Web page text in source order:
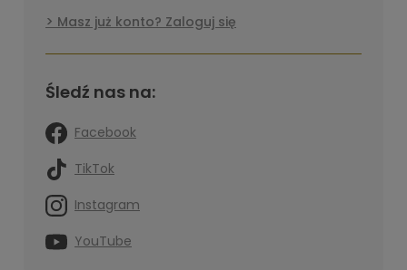
Masz już konto? Zaloguj się
Śledź nas na:
Facebook
TikTok
Instagram
YouTube